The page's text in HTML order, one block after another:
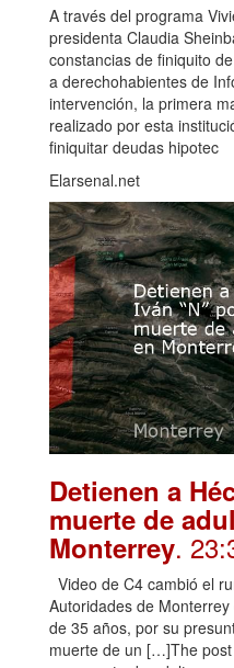
A través del programa
presidenta Claudia
constancias de finiquito
a derechohabientes de
intervención, la primera
realizado por esta
finiquitar deudas hipotec
Elarsenal.net
Detienen a
muerte de
Monterrey.
Video de C4 cambió el
Autoridades de Monterrey
de 35 años, por su
muerte de un […]The post